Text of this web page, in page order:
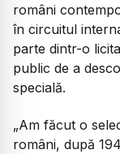
români
în circuitul
parte dintr-o
public de a
specială.
„Am făcut o
români, după